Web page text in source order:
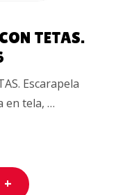
TETAS.
Escarapela
en tela, …